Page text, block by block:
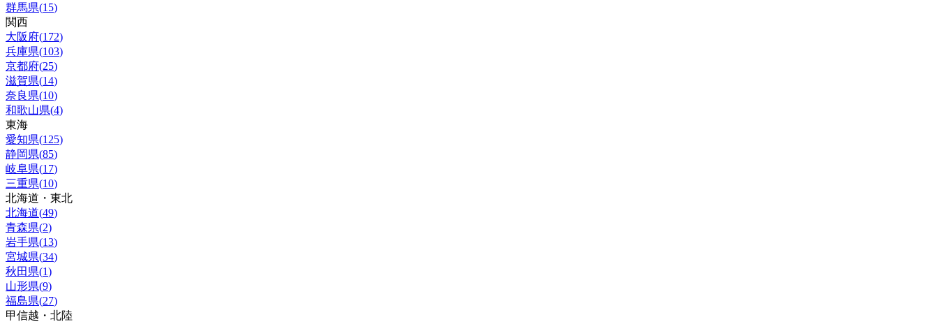
群馬県(15)
関西
大阪府(172)
兵庫県(103)
京都府(25)
滋賀県(14)
奈良県(10)
和歌山県(4)
東海
愛知県(125)
静岡県(85)
岐阜県(17)
三重県(10)
北海道・東北
北海道(49)
青森県(2)
岩手県(13)
宮城県(34)
秋田県(1)
山形県(9)
福島県(27)
甲信越・北陸